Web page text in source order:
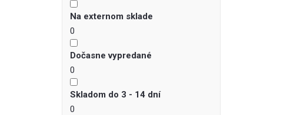
Na externom sklade
0
Dočasne vypredané
0
Skladom do 3 - 14 dní
0